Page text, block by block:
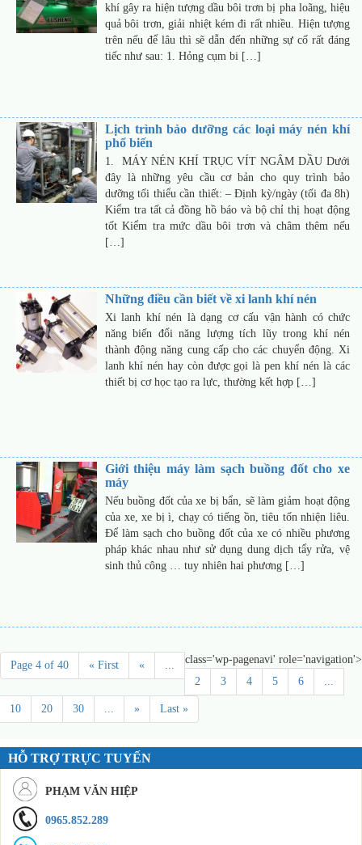
khí gây ra hiện tượng dầu bôi trơn bị pha loãng, hiệu
quả bôi trơn, giải nhiệt kém đi rất nhiều. Hiện tượng
trên nếu để lâu thì sẽ dẫn đến những sự cố rất đáng
tiếc như sau: 1. Hỏng cụm bi […]
Lịch trình bảo dưỡng các loại máy nén khí
phổ biến
1. MÁY NÉN KHÍ TRỤC VÍT NGÂM DẦU Dưới
đây là những yêu cầu cơ bản cho quy trình bảo
dưỡng tối thiểu cần thiết: – Định kỳ/ngày (tối đa 8h)
Kiểm tra tất cả đồng hồ báo và bộ chỉ thị hoạt động
tốt Kiểm tra mức dầu bôi trơn và châm thêm nếu
[…]
Những điều cần biết về xi lanh khí nén
Xi lanh khí nén là dạng cơ cấu vận hành có chức
năng biến đổi năng lượng tích lũy trong khí nén
thành động năng cung cấp cho các chuyển động. Xi
lanh khí nén hay còn được gọi là pen khí nén là các
thiết bị cơ học tạo ra lực, thường kết hợp […]
Giới thiệu máy làm sạch buồng đốt cho xe
máy
Nếu buồng đốt của xe bị bẩn, sẽ làm giảm hoạt động
của xe, xe bị ì, chạy có tiếng ồn, tiêu tốn nhiện liêu.
Để làm sạch cho buồng đốt của xe có nhiều phương
pháp khác nhau như sử dụng dung dịch tẩy rửa, vệ
sinh thủ công … tuy nhiên hai phương […]
class='wp-pagenavi' role='navigation'>
Page 4 of 40 « First «
2
3 4 5 6
10 20 30 » Last »
HỖ TRỢ TRỰC TUYẾN
PHẠM VĂN HIỆP
0965.852.289